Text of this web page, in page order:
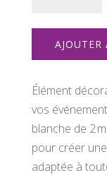
Eiffel
lumineuse
AJOUTER
Élément
vos
blanche de 2
pour créer
adaptée à